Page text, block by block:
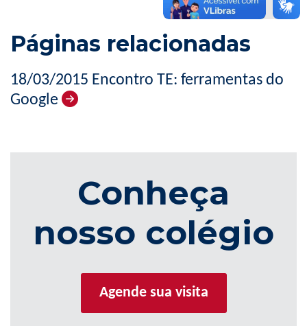
Páginas relacionadas
18/03/2015 Encontro TE: ferramentas do
Google
Conheça
nosso colégio
Agende sua visita